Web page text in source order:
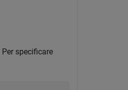
Per specificare